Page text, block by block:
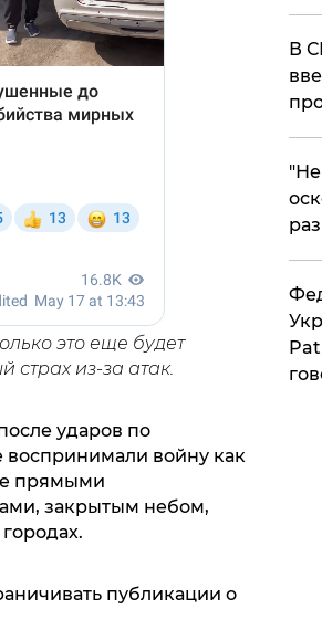
это еще будет
страх из-за атак.
ударов по
войну как
прямыми
закрытым небом,
публикации о
В